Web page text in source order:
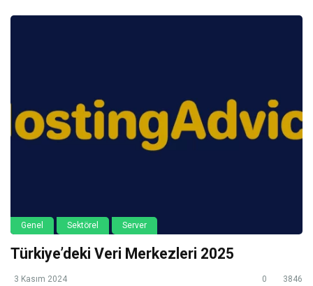
Genel Sektörel Server
Türkiye’deki Veri Merkezleri 2025
3 Kasım 2024 0 3846